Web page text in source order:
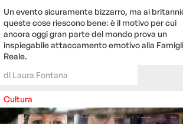
Un evento sicuramente bizzarro, ma ai
queste cose riescono bene: è il motivo per cui
ancora oggi gran parte del mondo prova un
inspiegabile attaccamento emotivo alla
Reale.
di Laura Fontana
Cultura